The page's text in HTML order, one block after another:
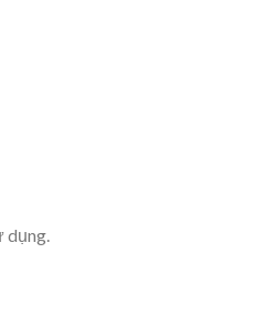
dụng.